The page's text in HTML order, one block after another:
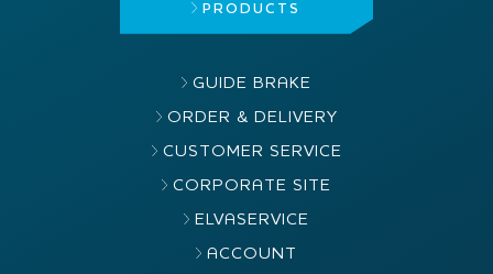
PRODUCTS
GUIDE BRAKE
ORDER & DELIVERY
CUSTOMER SERVICE
CORPORATE SITE
ELVASERVICE
ACCOUNT